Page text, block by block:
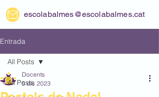
escolabalmes@escolabalmes.cat
Entrada
All Posts
All Posts
Docents
5 dic 2023